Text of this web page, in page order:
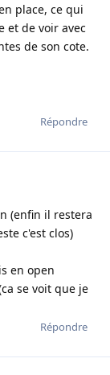
place, ce qui
et de voir avec
de son cote.
Répondre
(enfin il restera
c'est clos)
en open
se voit que je
Répondre